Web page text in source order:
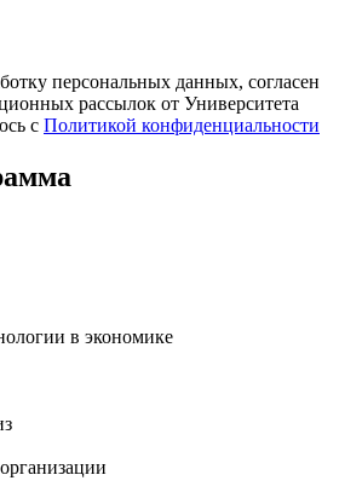
персональных данных, согласен
рассылок от Университета
c Политикой конфиденциальности
в экономике